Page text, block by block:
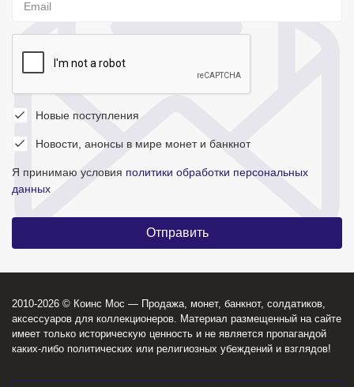
Новые поступления
Новости, анонсы в мире монет и банкнот
Я принимаю условия политики обработки персональных
данных
2010-2026 © Коинс Мос — Продажа, монет, банкнот, солдатиков,
аксессуаров для коллекционеров. Материал размещенный на сайте
имеет только историческую ценность и не является пропагандой
каких-либо политических или религиозных убеждений и взглядов!